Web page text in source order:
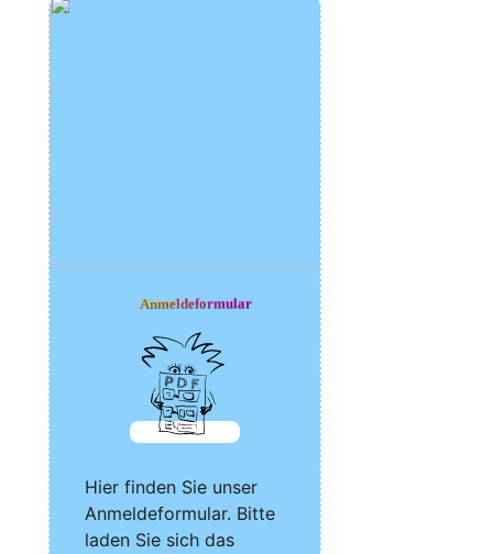
Anmeldeformular
Hier fin­den Sie unser
Anmel­de­for­mu­lar. Bit­te
laden Sie sich das